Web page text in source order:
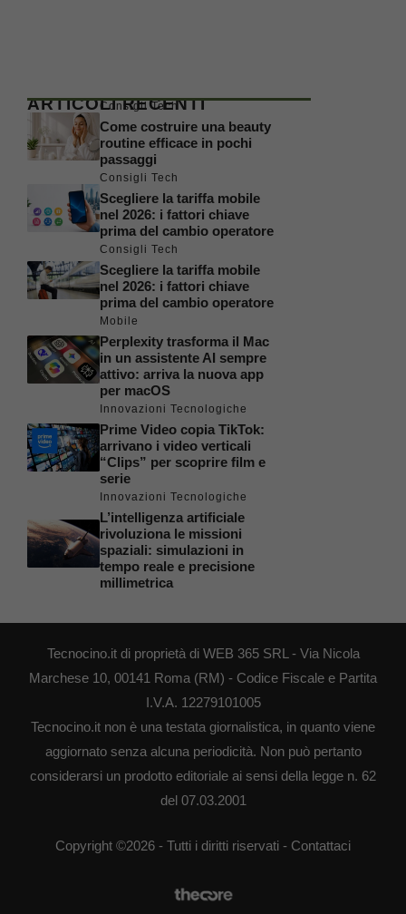
ARTICOLI RECENTI
Consigli Tech
Come costruire una beauty
routine efficace in pochi
passaggi
Consigli Tech
Scegliere la tariffa mobile
nel 2026: i fattori chiave
prima del cambio operatore
Consigli Tech
Scegliere la tariffa mobile
nel 2026: i fattori chiave
prima del cambio operatore
Mobile
Perplexity trasforma il Mac
in un assistente AI sempre
attivo: arriva la nuova app
per macOS
Innovazioni Tecnologiche
Prime Video copia TikTok:
arrivano i video verticali
“Clips” per scoprire film e
serie
Innovazioni Tecnologiche
L’intelligenza artificiale
rivoluziona le missioni
spaziali: simulazioni in
tempo reale e precisione
millimetrica
Tecnocino.it di proprietà di WEB 365 SRL - Via Nicola
Marchese 10, 00141 Roma (RM) - Codice Fiscale e Partita
I.V.A. 12279101005
Tecnocino.it non è una testata giornalistica, in quanto viene
aggiornato senza alcuna periodicità. Non può pertanto
considerarsi un prodotto editoriale ai sensi della legge n. 62
del 07.03.2001
Copyright ©2026 - Tutti i diritti riservati - Contattaci